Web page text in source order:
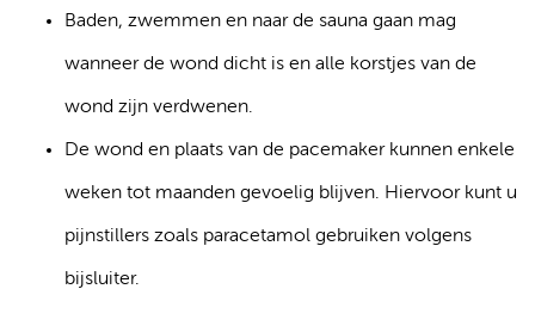
Baden, zwemmen en naar de sauna gaan mag
wanneer de wond dicht is en alle korstjes van de
wond zijn verdwenen.
De wond en plaats van de pacemaker kunnen enkele
weken tot maanden gevoelig blijven. Hiervoor kunt u
pijnstillers zoals paracetamol gebruiken volgens
bijsluiter.